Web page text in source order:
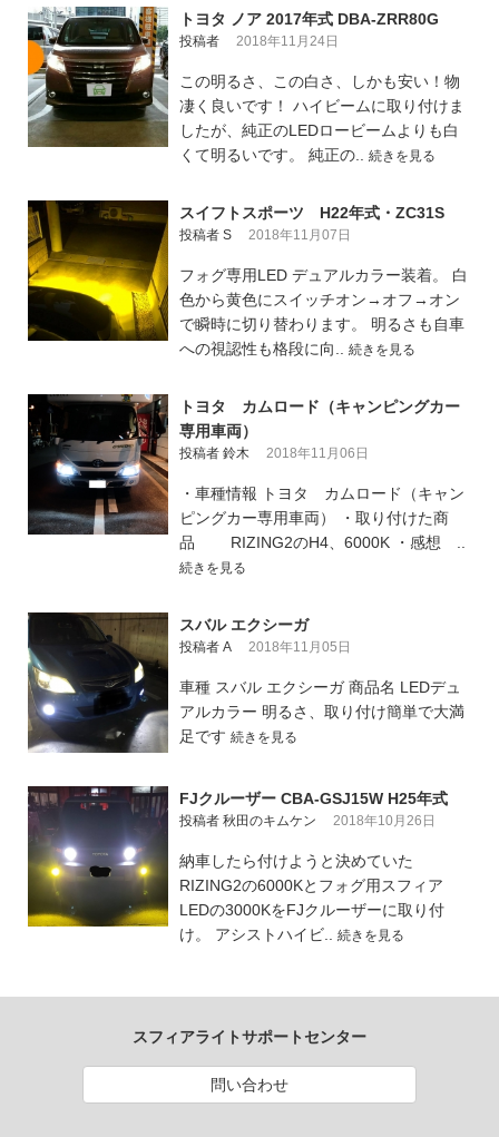
トヨタ ノア 2017年式 DBA-ZRR80G
投稿者 2018年11月24日
この明るさ、この白さ、しかも安い！物
凄く良いです！ ハイビームに取り付けま
したが、純正のLEDロービームよりも白
くて明るいです。 純正の.. 続きを見る
スイフトスポーツ H22年式・ZC31S
投稿者 S 2018年11月07日
フォグ専用LED デュアルカラー装着。 白
色から黄色にスイッチオン→オフ→オン
で瞬時に切り替わります。 明るさも自車
への視認性も格段に向.. 続きを見る
トヨタ カムロード（キャンピングカー
専用車両）
投稿者 鈴木 2018年11月06日
・車種情報 トヨタ カムロード（キャン
ピングカー専用車両） ・取り付けた商
品 RIZING2のH4、6000K ・感想 ..
続きを見る
スバル エクシーガ
投稿者 A 2018年11月05日
車種 スバル エクシーガ 商品名 LEDデュ
アルカラー 明るさ、取り付け簡単で大満
足です 続きを見る
FJクルーザー CBA-GSJ15W H25年式
投稿者 秋田のキムケン 2018年10月26日
納車したら付けようと決めていた
RIZING2の6000Kとフォグ用スフィア
LEDの3000KをFJクルーザーに取り付
け。 アシストハイビ.. 続きを見る
スフィアライトサポートセンター
問い合わせ